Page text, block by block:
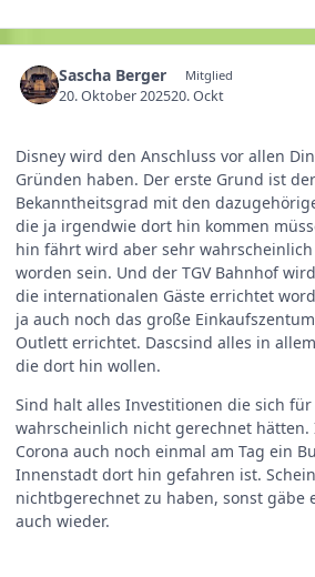
Sascha Berger Mitglied
20. Oktober 202520. Ockt
Disney wird den Anschluss vor allen
Gründen haben. Der erste Grund ist
Bekanntheitsgrad mit den
die ja irgendwie dort hin kommen
hin fährt wird aber sehr
worden sein. Und der TGV Bahnhof
die internationalen Gäste errichtet
ja auch noch das große
Outlett errichtet. Dascsind alles in
die dort hin wollen.
Sind halt alles Investitionen die sich für
wahrscheinlich nicht gerechnet
Corona auch noch einmal am Tag ein
Innenstadt dort hin gefahren ist.
nichtbgerechnet zu haben, sonst gäbe
auch wieder.